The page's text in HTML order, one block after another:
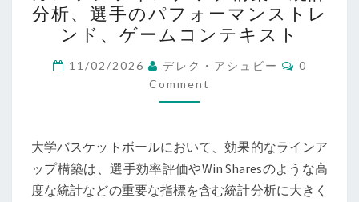
ッ
ジ
ラ
イ
ン
ッ
プ
構
分析、選手のパフォーマンストレ
ンド、ゲームコンテキスト
11/02/2026 デレク・アシュビー
0
Comment
大学バスケットボールにおいて、効果的なラインア
ップ構築は、選手効率評価やWin Sharesのような高
度な統計などの重要な指標を含む統計分析に大きく